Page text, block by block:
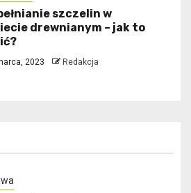
szczelin w
drewnianym – jak to
2023 Redakcja